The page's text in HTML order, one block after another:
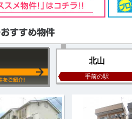
北山
手前の駅